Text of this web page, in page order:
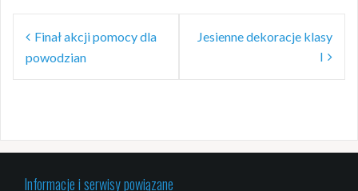
Nawigacja
wpisu
Finał akcji pomocy dla
powodzian
Jesienne dekoracje klasy
I
Informacje i serwisy powiązane